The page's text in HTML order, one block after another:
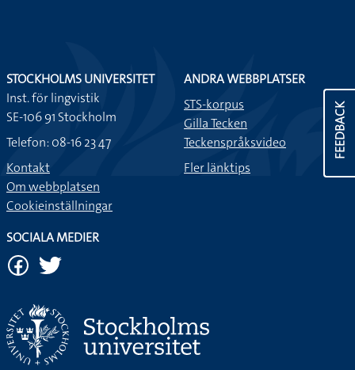
FEEDBACK
STOCKHOLMS UNIVERSITET
Inst. för lingvistik
SE-106 91 Stockholm
Telefon: 08-16 23 47
Kontakt
Om webbplatsen
Cookieinställningar
ANDRA WEBBPLATSER
STS-korpus
Gilla Tecken
Teckenspråksvideo
Fler länktips
SOCIALA MEDIER